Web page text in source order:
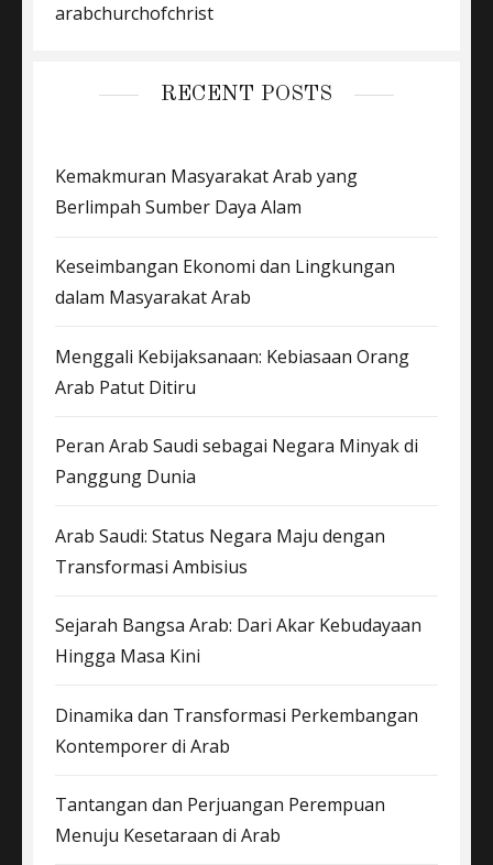
arabchurchofchrist
RECENT POSTS
Kemakmuran Masyarakat Arab yang
Berlimpah Sumber Daya Alam
Keseimbangan Ekonomi dan Lingkungan
dalam Masyarakat Arab
Menggali Kebijaksanaan: Kebiasaan Orang
Arab Patut Ditiru
Peran Arab Saudi sebagai Negara Minyak di
Panggung Dunia
Arab Saudi: Status Negara Maju dengan
Transformasi Ambisius
Sejarah Bangsa Arab: Dari Akar Kebudayaan
Hingga Masa Kini
Dinamika dan Transformasi Perkembangan
Kontemporer di Arab
Tantangan dan Perjuangan Perempuan
Menuju Kesetaraan di Arab